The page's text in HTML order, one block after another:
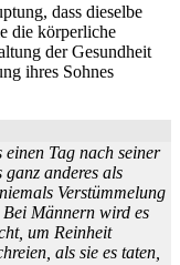
dass dieselbe
die körperliche
der Gesundheit
ihres Sohnes
Tag nach seiner
anderes als
Verstümmelung
Bei Männern wird es
um Reinheit
als sie es taten,